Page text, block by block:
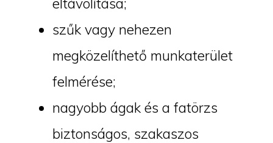
szűk vagy nehezen
megközelíthető munkaterület
felmérése;
nagyobb ágak és a fatörzs
biztonságos, szakaszos